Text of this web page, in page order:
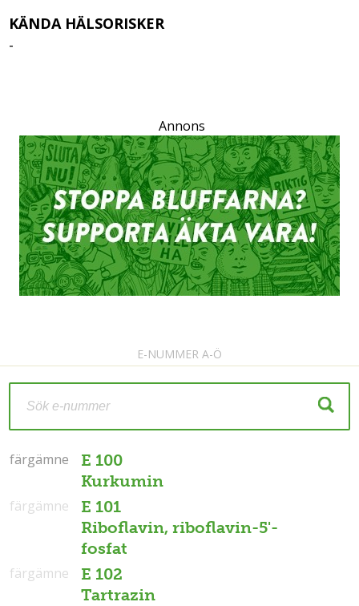
KÄNDA HÄLSORISKER
-
Annons
E-NUMMER A-Ö
E 100
Kurkumin
färgämne
färgämne
E 101
Riboflavin, riboflavin-5'-
fosfat
färgämne
E 102
Tartrazin
färgämne